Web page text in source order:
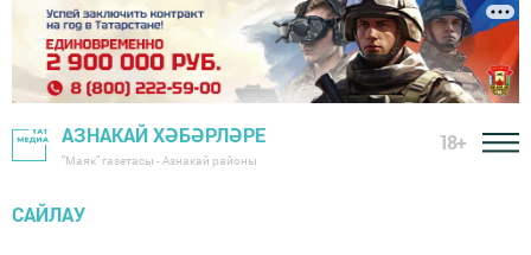
АЗНАКАЙ ХӘБӘРЛӘРЕ
"Маяк" газетасы - Азнакай районы
18+
САЙЛАУ